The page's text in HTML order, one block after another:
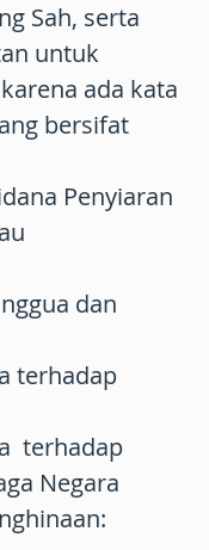
Sah, serta
untuk
ada kata
bersifat
Penyiaran
dan
terhadap
terhadap
Negara